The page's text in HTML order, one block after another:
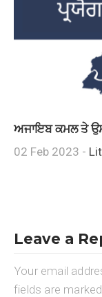
ਅਜਾਇਬ ਕਮਲ ਤੇ ਉਸ
02 Feb 2023 -
Leave a
Your email
fields are marked